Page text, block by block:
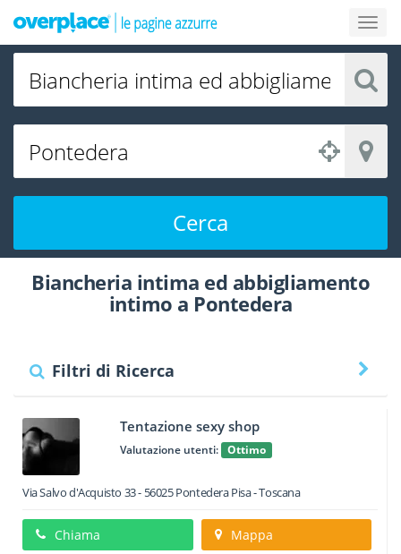
Cerca
Biancheria intima ed abbigliamento
intimo a Pontedera
Filtri di Ricerca
Tentazione sexy shop
Valutazione utenti: Ottimo
Via Salvo d'Acquisto 33- 56025PontederaPisa -Toscana
Chiama Mappa